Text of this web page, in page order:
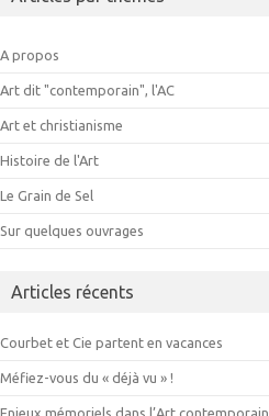
A propos
Art dit "contemporain", l'AC
Art et christianisme
Histoire de l'Art
Le Grain de Sel
Sur quelques ouvrages
Articles récents
Courbet et Cie partent en vacances
Méfiez-vous du « déjà vu » !
Enjeux mémoriels dans l’Art contemporain